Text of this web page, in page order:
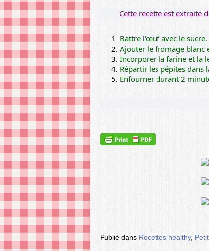
Cette recette est extraite
Battre l'œuf avec le sucre.
Ajouter le fromage blanc
Incorporer la farine et la
Répartir les pépites dans
Enfourner durant 2
Publié dans Recettes healthy,